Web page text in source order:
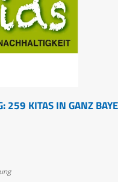
259 KITAS IN GANZ